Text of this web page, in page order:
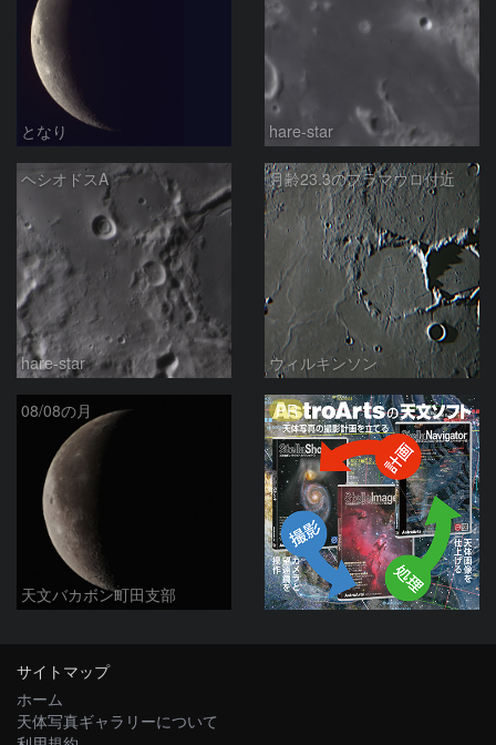
となり hare-star
ヘシオドスA
hare-star
月齢23.3のフラマウロ付近
ウィルキンソン
08/08の月
天文バカボン町田支部
PR
サイトマップ
ホーム
天体写真ギャラリーについて